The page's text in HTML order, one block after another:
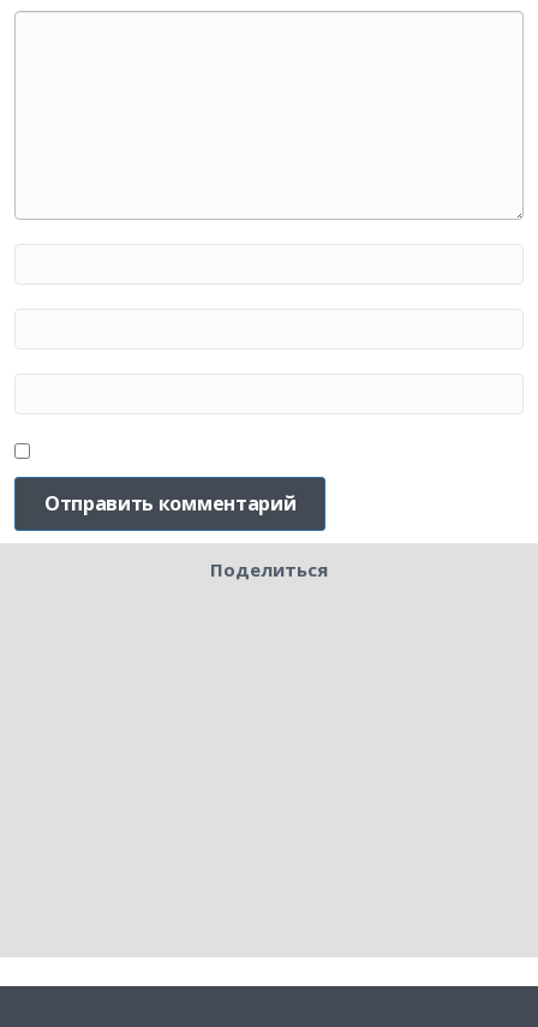
Поделиться